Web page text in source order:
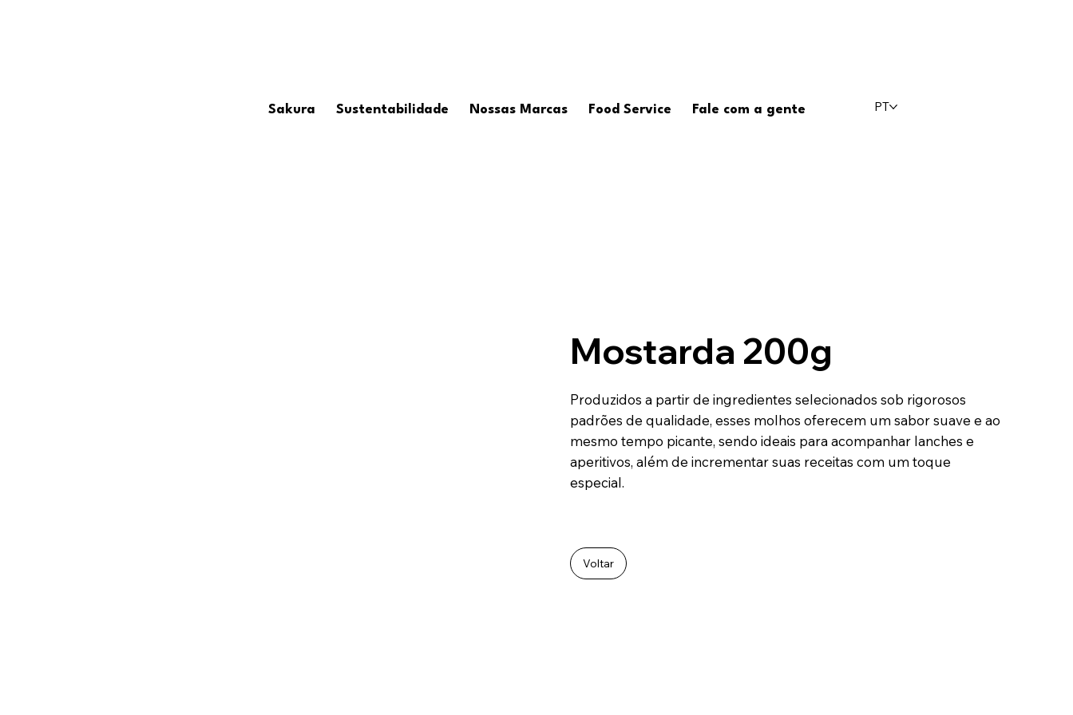
Sakura Sustentabilidade Nossas Marcas Food Service Fale com a gente PT
Mostarda 200g
Produzidos a partir de ingredientes selecionados sob rigorosos
padrões de qualidade, esses molhos oferecem um sabor suave e ao
mesmo tempo picante, sendo ideais para acompanhar lanches e
aperitivos, além de incrementar suas receitas com um toque
especial.
Voltar